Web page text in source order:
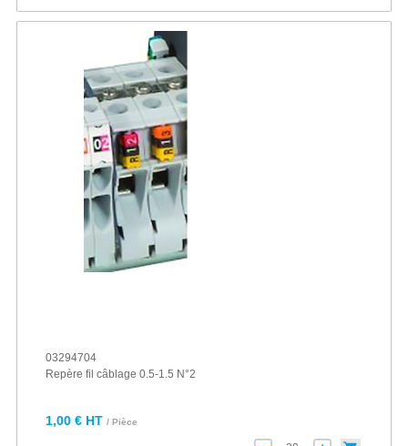
03294704
Repère fil câblage 0.5-1.5 N°2
1,00 € HT / Pièce